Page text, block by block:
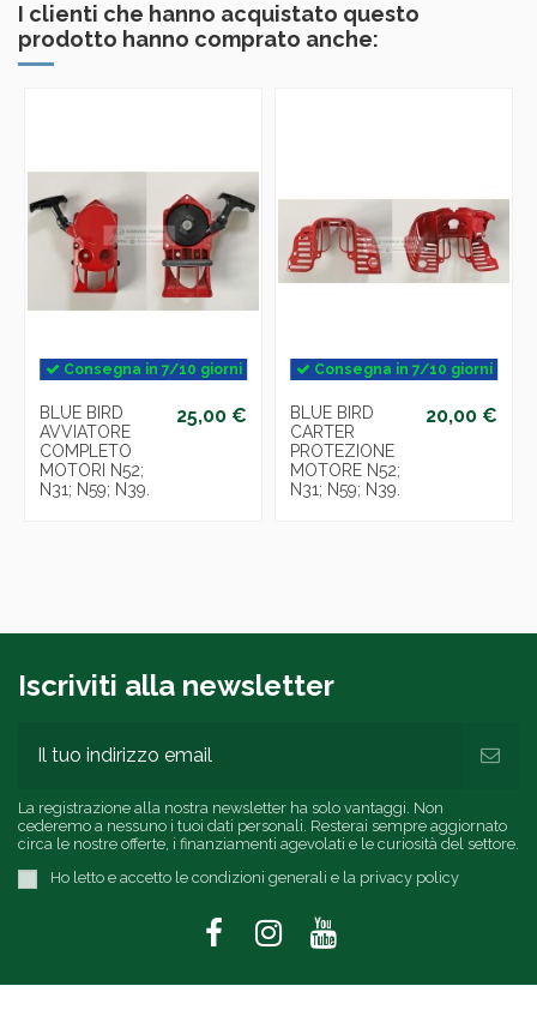
I clienti che hanno acquistato questo
prodotto hanno comprato anche:
Consegna in 7/10 giorni
BLUE BIRD
AVVIATORE
COMPLETO
MOTORI N52;
N31; N59; N39.
25,00 €
Consegna in 7/10 giorni
BLUE BIRD
CARTER
PROTEZIONE
MOTORE N52;
N31; N59; N39.
20,00 €
Iscriviti alla newsletter
La registrazione alla nostra newsletter ha solo vantaggi. Non
cederemo a nessuno i tuoi dati personali. Resterai sempre aggiornato
circa le nostre offerte, i finanziamenti agevolati e le curiosità del settore.
Ho letto e accetto le condizioni generali e la privacy policy